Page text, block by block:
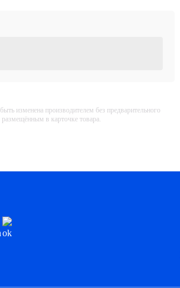
изменена производителем без предварительного
в карточке товара.